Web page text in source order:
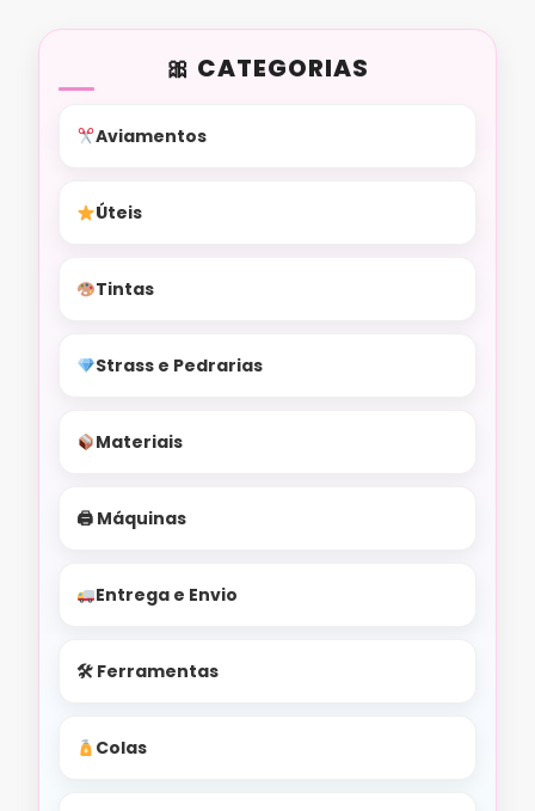
CATEGORIAS
Aviamentos
Úteis
Tintas
Strass e Pedrarias
Materiais
🖨 Máquinas
Entrega e Envio
🛠 Ferramentas
Colas